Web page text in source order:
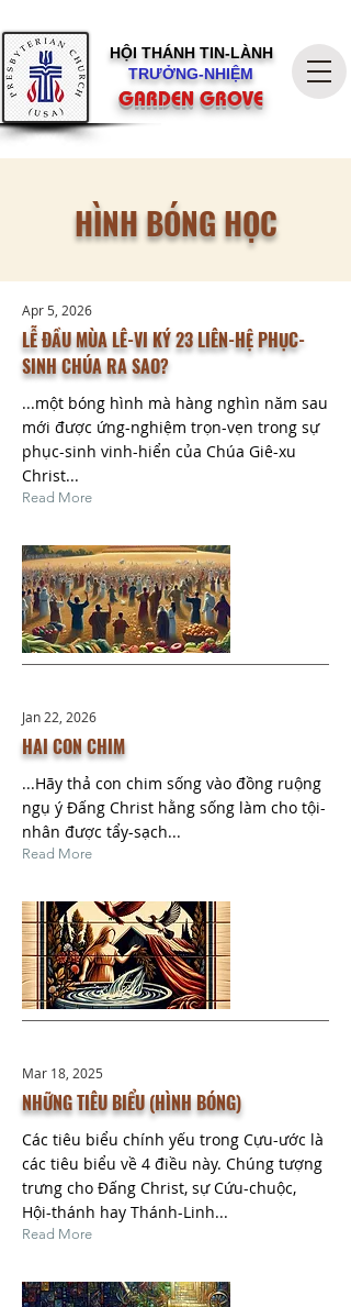
HỘI THÁNH TIN-LÀNH
TRƯỞNG-NHIỆM
GARDEN GROVE
HÌNH BÓNG HỌC
Apr 5, 2026
LỄ ĐẦU MÙA LÊ-VI KÝ 23 LIÊN-HỆ PHỤC-
SINH CHÚA RA SAO?
...một bóng hình mà hàng nghìn năm sau
mới được ứng-nghiệm trọn-vẹn trong sự
phục-sinh vinh-hiển của Chúa Giê-xu
Christ...
Read More
Jan 22, 2026
HAI CON CHIM
...Hãy thả con chim sống vào đồng ruộng
ngụ ý Đấng Christ hằng sống làm cho tội-
nhân được tẩy-sạch...
Read More
Mar 18, 2025
NHỮNG TIÊU BIỂU (HÌNH BÓNG)
Các tiêu biểu chính yếu trong Cựu-ước là
các tiêu biểu về 4 điều này. Chúng tượng
trưng cho Đấng Christ, sự Cứu-chuộc,
Hội-thánh hay Thánh-Linh...
Read More